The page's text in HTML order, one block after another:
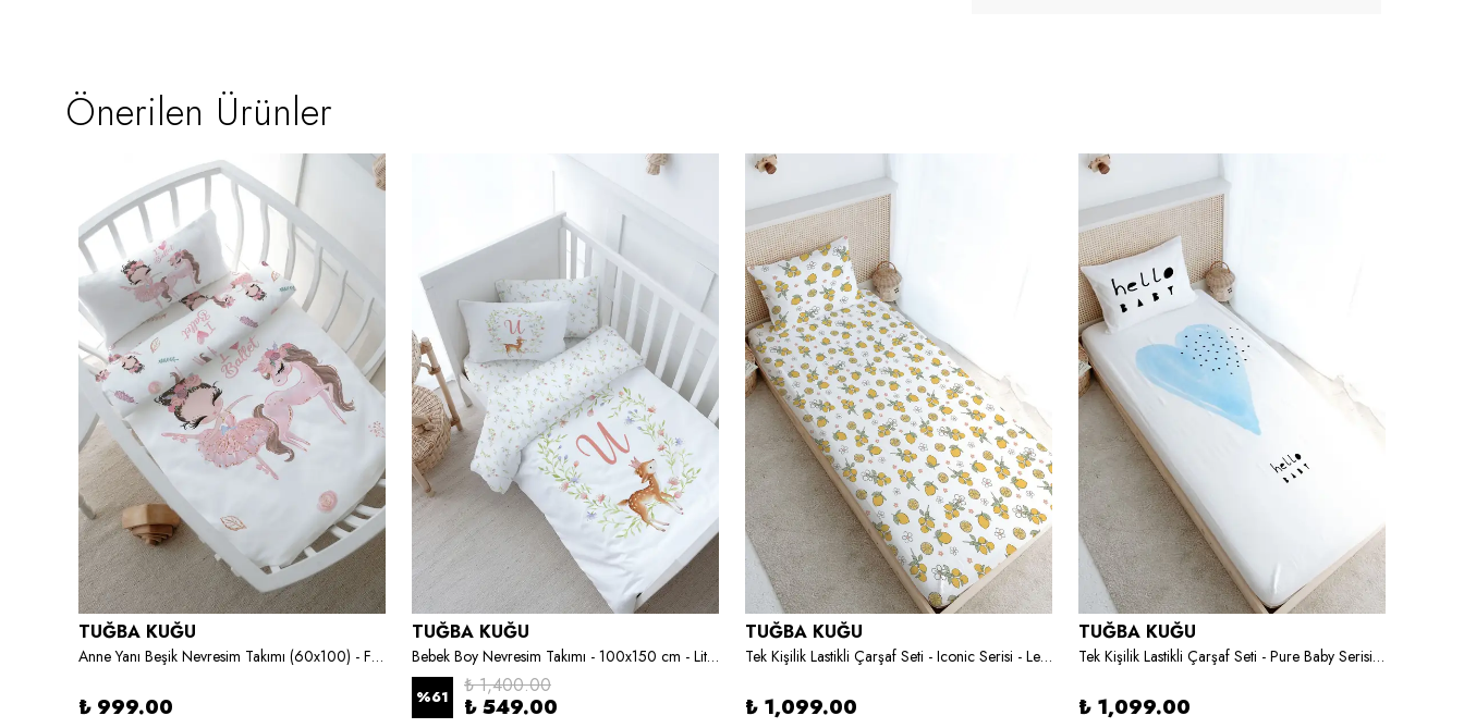
Önerilen Ürünler
TUĞBA KUĞU
Anne Yanı Beşik Nevresim Takımı (60x100) - For Baby Serisi - Pembe Tütülü Balerin Ve Unicorn
₺ 999.00
TUĞBA KUĞU
Bebek Boy Nevresim Takımı - 100x150 cm - Little Deer U Harfi
%61 ₺ 1,400.00
₺ 549.00
TUĞBA KUĞU
Tek Kişilik Lastikli Çarşaf Seti - Iconic Serisi - Lemon
₺ 1,099.00
TUĞBA KUĞU
Tek Kişilik Lastikli Çarşaf Seti - Pure Baby Serisi - Mavi Romantik Kalp
₺ 1,099.00